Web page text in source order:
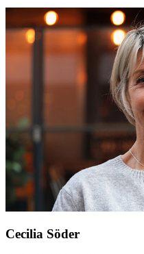
Cecilia Söder